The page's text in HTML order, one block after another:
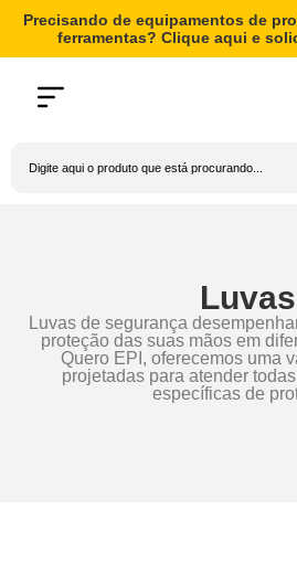
Precisando de equipamentos de
ferramentas? Clique aqui e
Luvas
Luvas de segurança
proteção das suas mãos em
Quero EPI, oferecemos uma
projetadas para atender
específicas de